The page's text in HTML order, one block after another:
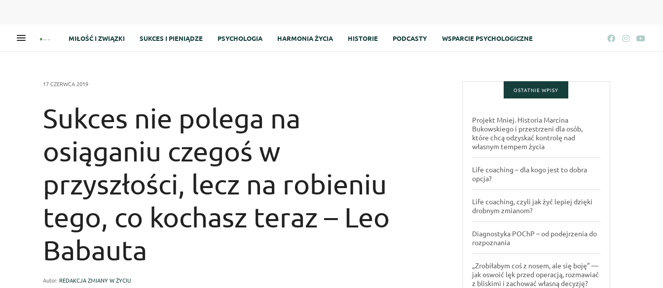
MIŁOŚĆ I ZWIĄZKI SUKCES I PIENIĄDZE PSYCHOLOGIA HARMONIA ŻYCIA HISTORIE PODCASTY WSPARCIE PSYCHOLOGICZNE
17 CZERWCA 2019
Sukces nie polega na
osiąganiu czegoś w
przyszłości, lecz na robieniu
tego, co kochasz teraz – Leo
Babauta
Autor: REDAKCJA ZMIANY W ŻYCIU
OSTATNIE WPISY
Projekt Mniej. Historia Marcina
Bukowskiego i przestrzeni dla osób,
które chcą odzyskać kontrolę nad
własnym tempem życia
Life coaching – dla kogo jest to dobra
opcja?
Life coaching, czyli jak żyć lepiej dzięki
drobnym zmianom?
Diagnostyka POChP – od podejrzenia do
rozpoznania
„Zrobiłabym coś z nosem, ale się boję” —
jak oswoić lęk przed operacją, rozmawiać
z bliskimi i zachować własną decyzję?